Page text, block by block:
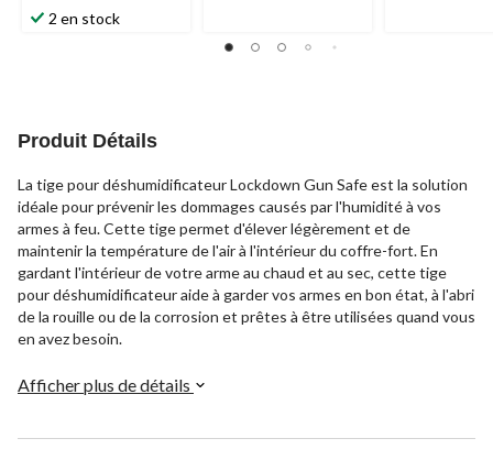
2 en stock
Produit Détails
La tige pour déshumidificateur Lockdown Gun Safe est la solution
idéale pour prévenir les dommages causés par l'humidité à vos
armes à feu. Cette tige permet d'élever légèrement et de
maintenir la température de l'air à l'intérieur du coffre-fort. En
gardant l'intérieur de votre arme au chaud et au sec, cette tige
pour déshumidificateur aide à garder vos armes en bon état, à l'abri
de la rouille ou de la corrosion et prêtes à être utilisées quand vous
en avez besoin.
Afficher plus de détails